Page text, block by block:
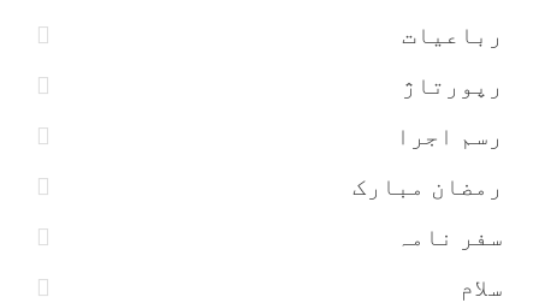
رباعیات
رپورتاژ
رسم اجرا
رمضان مبارک
سفر نامہ
سلام